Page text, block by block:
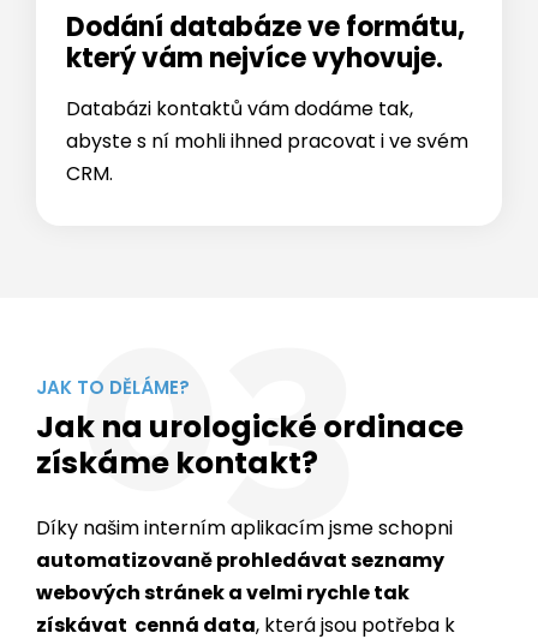
03
Dodání databáze ve formátu,
který vám nejvíce vyhovuje.
Databázi kontaktů vám dodáme tak,
03
JAK TO DĚLÁME?
získáme kontakt?
Díky našim interním aplikacím jsme schopni
automatizovaně prohledávat seznamy